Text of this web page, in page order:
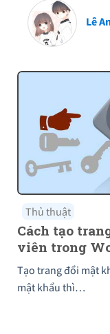
Lê
Thủ thuật
Cách tạo
viên trong
Tạo trang đổi mật
mật khẩu thì…